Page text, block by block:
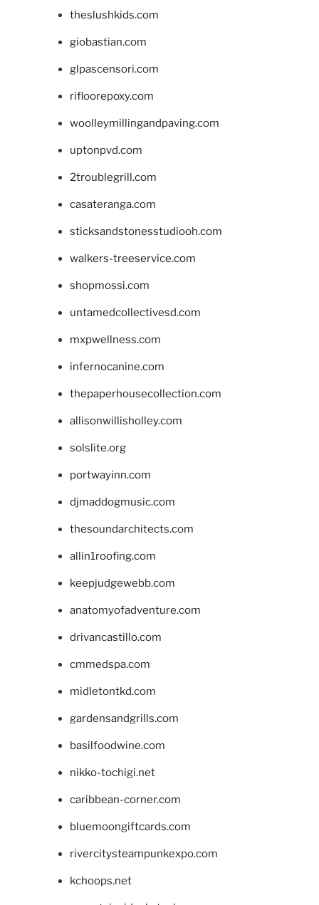
theslushkids.com
giobastian.com
glpascensori.com
rifloorepoxy.com
woolleymillingandpaving.com
uptonpvd.com
2troublegrill.com
casateranga.com
sticksandstonesstudiooh.com
walkers-treeservice.com
shopmossi.com
untamedcollectivesd.com
mxpwellness.com
infernocanine.com
thepaperhousecollection.com
allisonwillisholley.com
solslite.org
portwayinn.com
djmaddogmusic.com
thesoundarchitects.com
allin1roofing.com
keepjudgewebb.com
anatomyofadventure.com
drivancastillo.com
cmmedspa.com
midletontkd.com
gardensandgrills.com
basilfoodwine.com
nikko-tochigi.net
caribbean-corner.com
bluemoongiftcards.com
rivercitysteampunkexpo.com
kchoops.net